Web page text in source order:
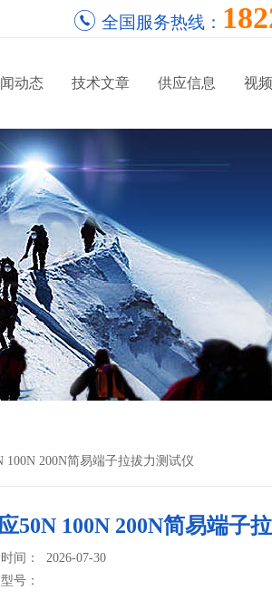
全国服务热线：
动态 技术文章 供应信息 视
100N 200N简易端子拉拔力测试仪
50N 100N 200N简易端子
间： 2026-07-30
号：